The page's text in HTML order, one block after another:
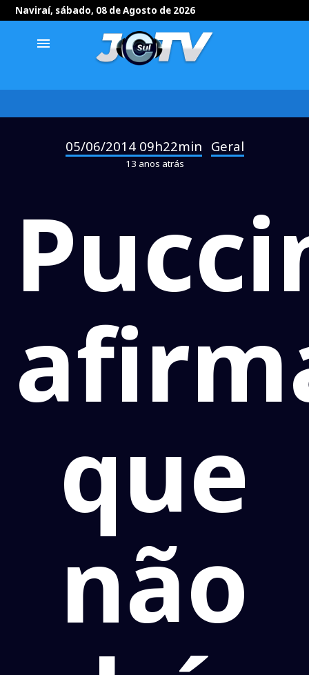
Naviraí, sábado, 08 de Agosto de 2026
menu
05/06/2014 09h22min Geral
13 anos atrás
que
não